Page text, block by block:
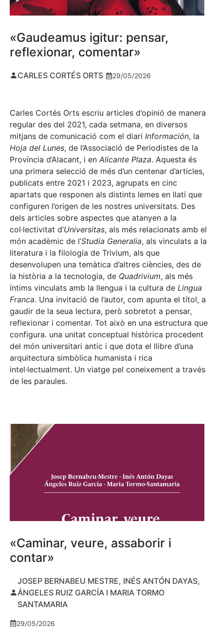
«Gaudeamus igitur: pensar,
reflexionar, comentar»
CARLES CORTÉS ORTS 29/05/2026
Carles Cortés Orts escriu articles d’opinió de manera
regular des del 2021, cada setmana, en diversos
mitjans de comunicació com el diari Información, la
Hoja del Lunes, de l’Associació de Periodistes de la
Província d’Alacant, i en Alicante Plaza. Aquesta és
una primera selecció de més d’un centenar d’articles,
publicats entre 2021 i 2023, agrupats en cinc
apartats que responen als distints lemes en llatí que
configuren l’origen de les nostres universitats. Des
dels articles sobre aspectes que atanyen a la
col·lectivitat d’Universitas, als més relacionats amb el
món acadèmic de l’Studia Generalia, als vinculats a la
literatura i la filologia de Trivium, als que
desenvolupen una temàtica d’altres ciències, des de
la història a la tecnologia, de Quadrivium, als més
íntims vinculats amb la llengua i la cultura de Lingua
Franca. Una invitació de l’autor, com apunta el títol, a
gaudir de la seua lectura, però sobretot a pensar,
reflexionar i comentar. Tot això en una estructura que
configura. una unitat conceptual històrica procedent
del món universitari antic i que dota el llibre d’una
arquitectura simbòlica humanista i rica
intel·lectualment. Un viatge pel coneixement a través
de les paraules.
«Caminar, veure, assaborir i
contar»
JOSEP BERNABEU MESTRE, INÉS ANTÓN DAYAS,
ÁNGELES RUIZ GARCÍA I MARIA TORMO
SANTAMARIA
29/05/2026